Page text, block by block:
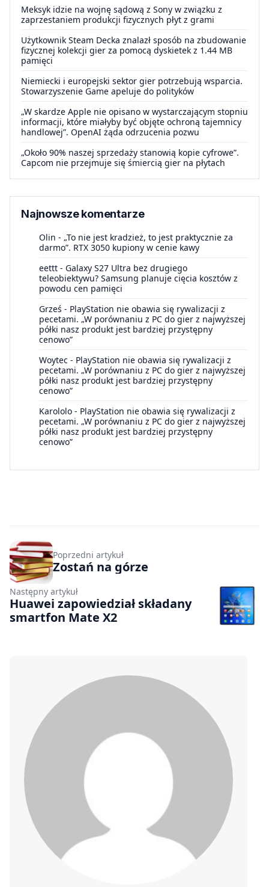
Meksyk idzie na wojnę sądową z Sony w związku z
zaprzestaniem produkcji fizycznych płyt z grami
Użytkownik Steam Decka znalazł sposób na zbudowanie
fizycznej kolekcji gier za pomocą dyskietek z 1.44 MB
pamięci
Niemiecki i europejski sektor gier potrzebują wsparcia.
Stowarzyszenie Game apeluje do polityków
„W skardze Apple nie opisano w wystarczającym stopniu
informacji, które miałyby być objęte ochroną tajemnicy
handlowej”. OpenAI żąda odrzucenia pozwu
„Około 90% naszej sprzedaży stanowią kopie cyfrowe”.
Capcom nie przejmuje się śmiercią gier na płytach
Najnowsze komentarze
Olin - „To nie jest kradzież, to jest praktycznie za
darmo”. RTX 3050 kupiony w cenie kawy
eettt - Galaxy S27 Ultra bez drugiego
teleobiektywu? Samsung planuje cięcia kosztów z
powodu cen pamięci
Grześ - PlayStation nie obawia się rywalizacji z
pecetami. „W porównaniu z PC do gier z najwyższej
półki nasz produkt jest bardziej przystępny
cenowo”
Woytec - PlayStation nie obawia się rywalizacji z
pecetami. „W porównaniu z PC do gier z najwyższej
półki nasz produkt jest bardziej przystępny
cenowo”
Karololo - PlayStation nie obawia się rywalizacji z
pecetami. „W porównaniu z PC do gier z najwyższej
półki nasz produkt jest bardziej przystępny
cenowo”
Poprzedni artykuł
Zostań na górze
Następny artykuł
Huawei zapowiedział składany
smartfon Mate X2